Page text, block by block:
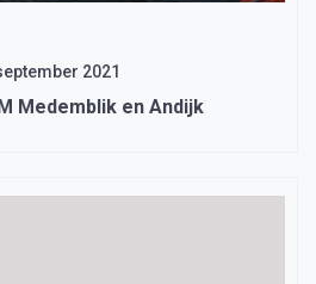
2021
Medemblik en Andijk